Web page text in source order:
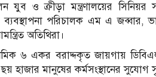
যুব ও ক্রীড়া মন্ত্রণালয়ের
পরিচালক এম এ জব্বার,
অতিথিরা।
৬ একর বরাদ্দকৃত জায়গায় ডিবিএল
ছয় হাজার মানুষের কর্মসংস্থানের সুযোগ